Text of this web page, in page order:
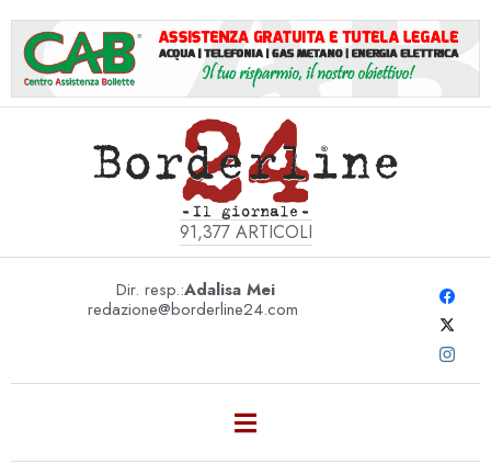
91,377ARTICOLI
Dir. resp.:Adalisa Mei
redazione@borderline24.com